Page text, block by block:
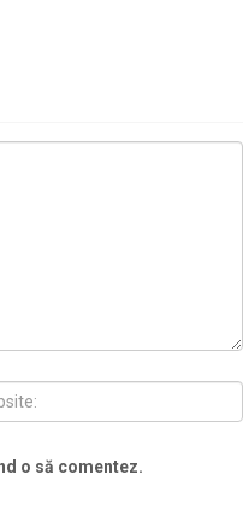
o să comentez.